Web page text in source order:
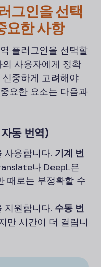
그인을 선택
요한 사항
플러그인을 선택할
사용자에게 정확
중하게 고려해야
요한 요소는 다음과
동 번역)
사용합니다. 기계 번
나 DeepL은
때로는 부정확할 수
지원합니다. 수동 번
만 시간이 더 걸립니